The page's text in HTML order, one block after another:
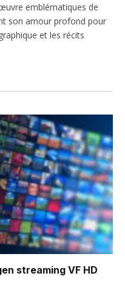
emblématiques de
son amour profond pour
et les récits
streaming VF HD